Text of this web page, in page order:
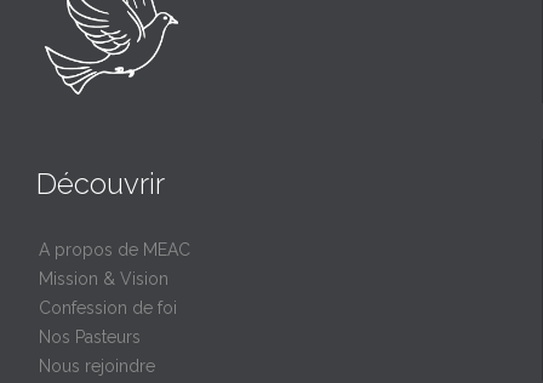
Découvrir
A propos de MEAC
Mission & Vision
Confession de foi
Nos Pasteurs
Nous rejoindre